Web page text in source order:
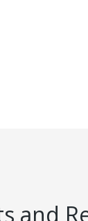
and